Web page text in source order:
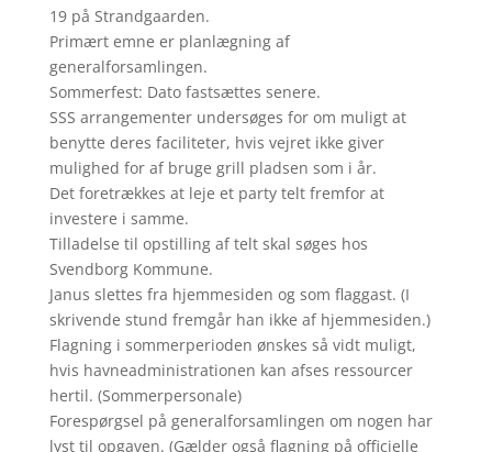
19 på Strandgaarden.
Primært emne er planlægning af
generalforsamlingen.
Sommerfest: Dato fastsættes senere.
SSS arrangementer undersøges for om muligt at
benytte deres faciliteter, hvis vejret ikke giver
mulighed for af bruge grill pladsen som i år.
Det foretrækkes at leje et party telt fremfor at
investere i samme.
Tilladelse til opstilling af telt skal søges hos
Svendborg Kommune.
Janus slettes fra hjemmesiden og som flaggast. (I
skrivende stund fremgår han ikke af hjemmesiden.)
Flagning i sommerperioden ønskes så vidt muligt,
hvis havneadministrationen kan afses ressourcer
hertil. (Sommerpersonale)
Forespørgsel på generalforsamlingen om nogen har
lyst til opgaven. (Gælder også flagning på officielle